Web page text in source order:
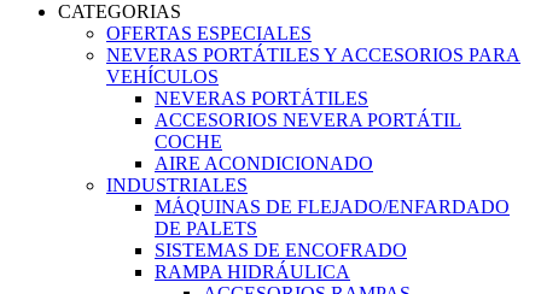
CATEGORIAS
OFERTAS ESPECIALES
NEVERAS PORTÁTILES Y ACCESORIOS PARA
VEHÍCULOS
NEVERAS PORTÁTILES
ACCESORIOS NEVERA PORTÁTIL
COCHE
AIRE ACONDICIONADO
INDUSTRIALES
MÁQUINAS DE FLEJADO/ENFARDADO
DE PALETS
SISTEMAS DE ENCOFRADO
RAMPA HIDRÁULICA